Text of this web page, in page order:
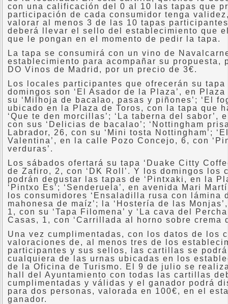
con una calificación del 0 al 10 las tapas que
participación de cada consumidor tenga
valorar al menos 3 de las 10 tapas
deberá llevar el sello del establecimiento que
que le pongan en el momento de pedir la tapa.
La tapa se consumirá con un vino de
establecimiento para acompañar su propuesta,
DO Vinos de Madrid, por un precio de 3€.
Los locales participantes que ofrecerán su
domingos son ‘El Asador de la Plaza’, en
su ‘Milhoja de bacalao, pasas y piñones’; ‘El
ubicado en la Plaza de Toros, con la tapa que
‘Que te den morcillas’; ‘La taberna del sabor’,
con sus ‘Delicias de bacalao’; ‘Nottingham
Labrador, 26, con su ‘Mini tosta Nottingham’;
Valentina’, en la calle Pozo Concejo, 6, con
verduras’.
Los sábados ofertará su tapa ‘Duake Citty
de Zafiro, 2, con ‘DK Roll’. Y los domingos los
podrán degustar las tapas de ‘Pintxaki, en la
‘Pintxo Es’; ‘Senderuela’, en avenida Mari
los consumidores ‘Ensaladilla rusa con lámina
mahonesa de maíz’; la ‘Hostería de las
1, con su ‘Tapa Filomena’ y ‘La cava del
Casas, 1, con ‘Carrillada al horno sobre crema
Una vez cumplimentadas, con los datos de los
valoraciones de, al menos tres de los
participantes y sus sellos, las cartillas se
cualquiera de las urnas ubicadas en los
de la Oficina de Turismo. El 9 de julio se
hall del Ayuntamiento con todas las cartillas
cumplimentadas y válidas y el ganador podrá
para dos personas, valorada en 100€, en el
ganador.